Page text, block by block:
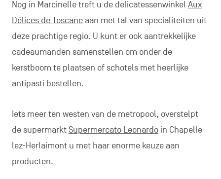
Nog in Marcinelle treft u de delicatessenwinkel Aux
Délices de Toscaneaan met tal van specialiteiten uit
deze prachtige regio. U kunt er ook aantrekkelijke
cadeaumanden samenstellen om onder de
kerstboom te plaatsen of schotels met heerlijke
antipasti bestellen.
Iets meer ten westen van de metropool, overstelpt
de supermarktSupermercato Leonardoin Chapelle-
lez-Herlaimont u met haar enorme keuze aan
producten.